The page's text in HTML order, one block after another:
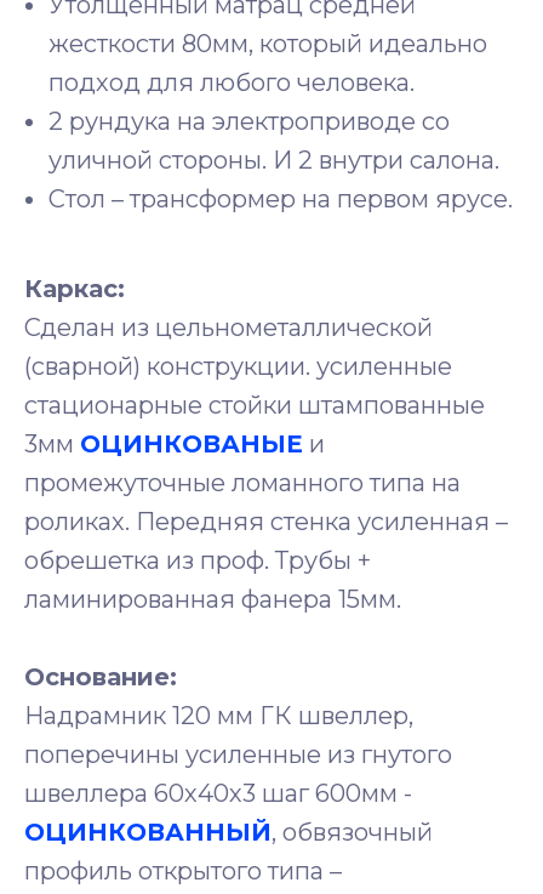
жесткости 80мм, который идеально
подход для любого человека.
2 рундука на электроприводе со
уличной стороны. И 2 внутри салона.
Стол – трансформер на первом ярусе.
Каркас:
Сделан из цельнометаллической
(сварной) конструкции. усиленные
стационарные стойки штампованные
3мм ОЦИНКОВАНЫЕ и
промежуточные ломанного типа на
роликах. Передняя стенка усиленная –
обрешетка из проф. Трубы +
ламинированная фанера 15мм.
Основание:
Надрамник 120 мм ГК швеллер,
поперечины усиленные из гнутого
швеллера 60х40х3 шаг 600мм -
ОЦИНКОВАННЫЙ, обвязочный
профиль открытого типа –